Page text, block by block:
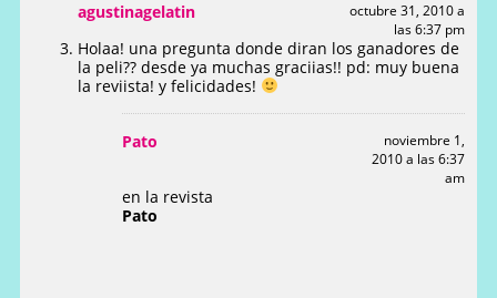
agustinagelatin
octubre 31, 2010 a
las 6:37 pm
Holaa! una pregunta donde diran los ganadores de
la peli?? desde ya muchas graciias!! pd: muy buena
la reviista! y felicidades!
Pato
noviembre 1,
2010 a las 6:37
am
en la revista
Pato